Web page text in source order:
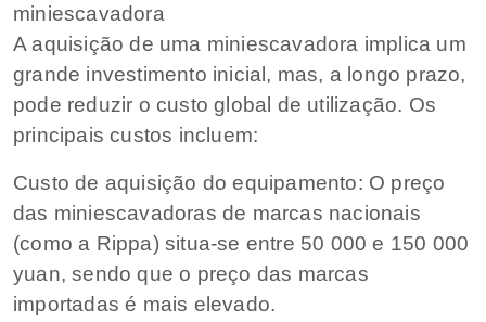
miniescavadora
A aquisição de uma miniescavadora implica um
grande investimento inicial, mas, a longo prazo,
pode reduzir o custo global de utilização. Os
principais custos incluem:
Custo de aquisição do equipamento: O preço
das miniescavadoras de marcas nacionais
(como a Rippa) situa-se entre 50 000 e 150 000
yuan, sendo que o preço das marcas
importadas é mais elevado.